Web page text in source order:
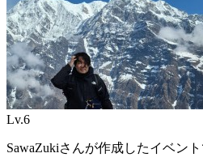
Lv.6
SawaZukiさんが作成したイベン